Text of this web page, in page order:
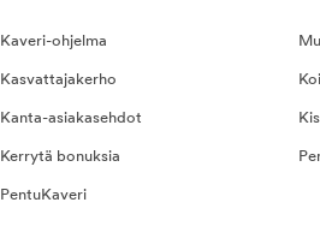
Kaveri-ohjelma
Kasvattajakerho
Kanta-asiakasehdot
Kerrytä bonuksia
PentuKaveri